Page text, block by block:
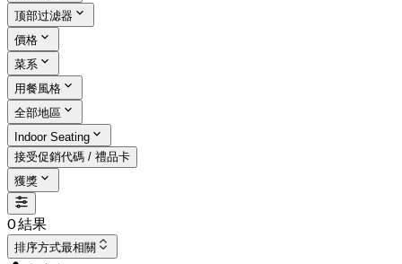
顶部过滤器
價格
菜系
用餐風格
全部地區
Indoor Seating
接受促銷代碼 / 禮品卡
獲獎
0 結果
排序方式最相關